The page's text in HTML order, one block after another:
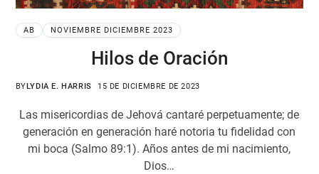
AB NOVIEMBRE DICIEMBRE 2023
Hilos de Oración
BY LYDIA E. HARRIS 15 DE DICIEMBRE DE 2023
Las misericordias de Jehová cantaré perpetuamente; de
generación en generación haré notoria tu fidelidad con
mi boca (Salmo 89:1). Años antes de mi nacimiento,
Dios…